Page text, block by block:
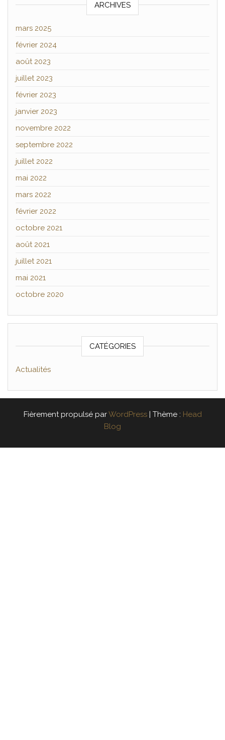
ARCHIVES
mars 2025
février 2024
août 2023
juillet 2023
février 2023
janvier 2023
novembre 2022
septembre 2022
juillet 2022
mai 2022
mars 2022
février 2022
octobre 2021
août 2021
juillet 2021
mai 2021
octobre 2020
CATÉGORIES
Actualités
Fièrement propulsé parWordPress Thème : Head
Blog